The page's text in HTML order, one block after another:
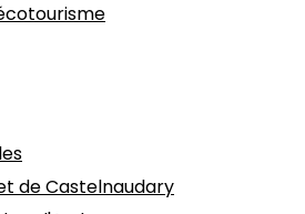
de Castelnaudary